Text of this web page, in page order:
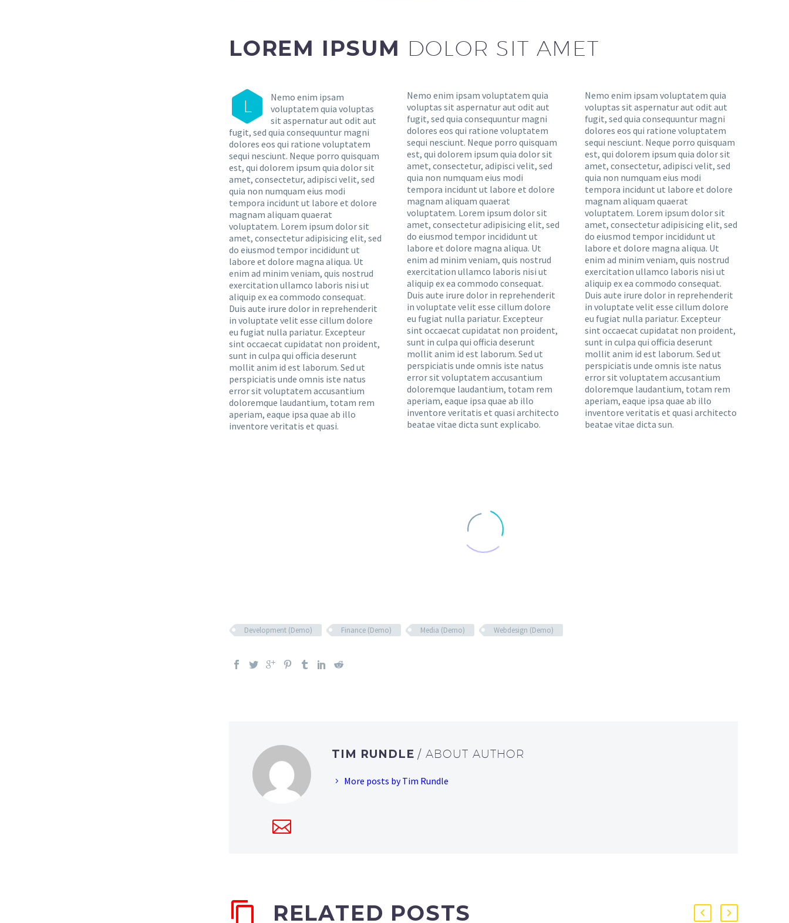
LOREM IPSUM DOLOR SIT AMET
L
Nemo enim ipsam
voluptatem quia voluptas
sit aspernatur aut odit aut
fugit, sed quia consequuntur magni
dolores eos qui ratione voluptatem
sequi nesciunt. Neque porro quisquam
est, qui dolorem ipsum quia dolor sit
amet, consectetur, adipisci velit, sed
quia non numquam eius modi
tempora incidunt ut labore et dolore
magnam aliquam quaerat
voluptatem. Lorem ipsum dolor sit
amet, consectetur adipisicing elit, sed
do eiusmod tempor incididunt ut
labore et dolore magna aliqua. Ut
enim ad minim veniam, quis nostrud
exercitation ullamco laboris nisi ut
aliquip ex ea commodo consequat.
Duis aute irure dolor in reprehenderit
in voluptate velit esse cillum dolore
eu fugiat nulla pariatur. Excepteur
sint occaecat cupidatat non proident,
sunt in culpa qui officia deserunt
mollit anim id est laborum. Sed ut
perspiciatis unde omnis iste natus
error sit voluptatem accusantium
doloremque laudantium, totam rem
aperiam, eaque ipsa quae ab illo
inventore veritatis et quasi.
Nemo enim ipsam voluptatem quia
voluptas sit aspernatur aut odit aut
fugit, sed quia consequuntur magni
dolores eos qui ratione voluptatem
sequi nesciunt. Neque porro quisquam
est, qui dolorem ipsum quia dolor sit
amet, consectetur, adipisci velit, sed
quia non numquam eius modi
tempora incidunt ut labore et dolore
magnam aliquam quaerat
voluptatem. Lorem ipsum dolor sit
amet, consectetur adipisicing elit, sed
do eiusmod tempor incididunt ut
labore et dolore magna aliqua. Ut
enim ad minim veniam, quis nostrud
exercitation ullamco laboris nisi ut
aliquip ex ea commodo consequat.
Duis aute irure dolor in reprehenderit
in voluptate velit esse cillum dolore
eu fugiat nulla pariatur. Excepteur
sint occaecat cupidatat non proident,
sunt in culpa qui officia deserunt
mollit anim id est laborum. Sed ut
perspiciatis unde omnis iste natus
error sit voluptatem accusantium
doloremque laudantium, totam rem
aperiam, eaque ipsa quae ab illo
inventore veritatis et quasi architecto
beatae vitae dicta sunt explicabo.
Nemo enim ipsam voluptatem quia
voluptas sit aspernatur aut odit aut
fugit, sed quia consequuntur magni
dolores eos qui ratione voluptatem
sequi nesciunt. Neque porro quisquam
est, qui dolorem ipsum quia dolor sit
amet, consectetur, adipisci velit, sed
quia non numquam eius modi
tempora incidunt ut labore et dolore
magnam aliquam quaerat
voluptatem. Lorem ipsum dolor sit
amet, consectetur adipisicing elit, sed
do eiusmod tempor incididunt ut
labore et dolore magna aliqua. Ut
enim ad minim veniam, quis nostrud
exercitation ullamco laboris nisi ut
aliquip ex ea commodo consequat.
Duis aute irure dolor in reprehenderit
in voluptate velit esse cillum dolore
eu fugiat nulla pariatur. Excepteur
sint occaecat cupidatat non proident,
sunt in culpa qui officia deserunt
mollit anim id est laborum. Sed ut
perspiciatis unde omnis iste natus
error sit voluptatem accusantium
doloremque laudantium, totam rem
aperiam, eaque ipsa quae ab illo
inventore veritatis et quasi architecto
beatae vitae dicta sun.
Development (Demo) Finance (Demo) Media (Demo) Webdesign (Demo)
TIM RUNDLE/ ABOUT AUTHOR
More posts by Tim Rundle
RELATED POSTS